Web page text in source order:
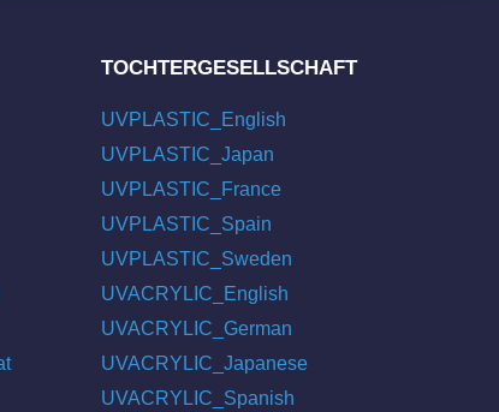
TOCHTERGESELLSCHAFT
UVPLASTIC_English
UVPLASTIC_Japan
UVPLASTIC_France
UVPLASTIC_Spain
UVPLASTIC_Sweden
UVACRYLIC_English
UVACRYLIC_German
UVACRYLIC_Japanese
UVACRYLIC_Spanish